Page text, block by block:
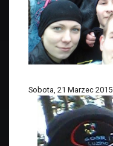
Sobota, 21 Marzec 2015